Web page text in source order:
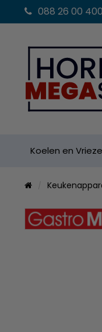
088 26 00 400
Koelen en